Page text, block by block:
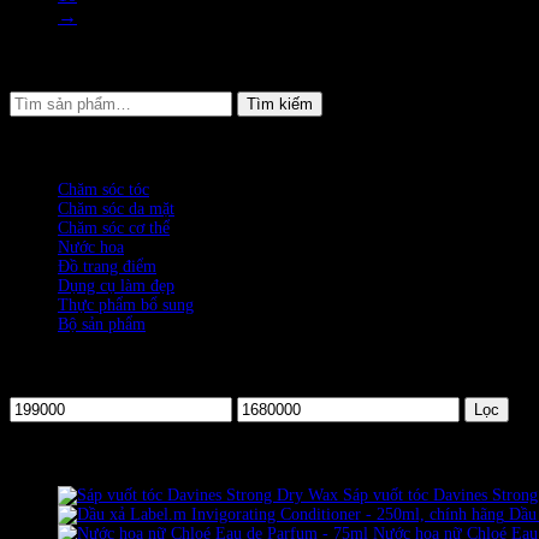
→
Tìm
kiếm:
Tìm kiếm
Chăm sóc tóc
Chăm sóc da mặt
Chăm sóc cơ thể
Nước hoa
Đồ trang điểm
Dụng cụ làm đẹp
Thực phẩm bổ sung
Bộ sản phẩm
Giá
tối
Giá
tối
Lọc
Sáp vuốt tóc Davines
Nước hoa nữ Chloé